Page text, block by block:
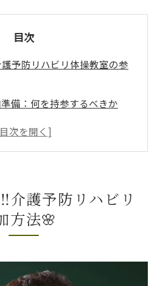
目次
護予防リハビリ体操教室の参
備：何を持参するべきか
のスケジュールについて
参加動機を聞いてみよう
沖縄発❗️介護予防リハビリ体
介護予防リハビリ
方法🌸